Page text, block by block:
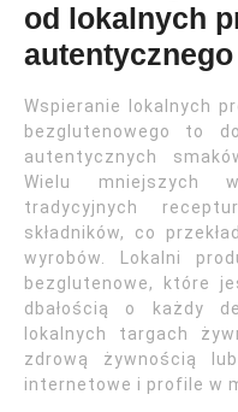
od lokalnych
Wspieranie lokalnych
bezglutenowego to
autentycznych
Wielu mniejszych
tradycyjnych
składników, co
wyrobów. Lokalni
bezglutenowe, które
dbałością o każdy
lokalnych targach
zdrową żywnością
internetowe i profile w